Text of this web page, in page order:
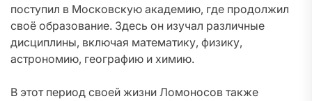
поступил в Московскую академию, где продолжил
своё образование. Здесь он изучал различные
дисциплины, включая математику, физику,
астрономию, географию и химию.
В этот период своей жизни Ломоносов также